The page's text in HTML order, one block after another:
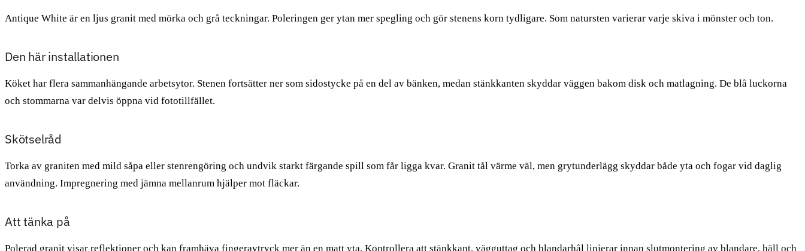
Antique White är en ljus granit med mörka och grå teckningar. Poleringen ger ytan mer spegling och gör stenens korn tydligare. Som natursten varierar varje skiva i mönster och ton.
Den här installationen
Köket har flera sammanhängande arbetsytor. Stenen fortsätter ner som sidostycke på en del av bänken, medan stänkkanten skyddar väggen bakom disk och matlagning. De blå luckorna
och stommarna var delvis öppna vid fototillfället.
Skötselråd
Torka av graniten med mild såpa eller stenrengöring och undvik starkt färgande spill som får ligga kvar. Granit tål värme väl, men grytunderlägg skyddar både yta och fogar vid daglig
användning. Impregnering med jämna mellanrum hjälper mot fläckar.
Att tänka på
Polerad granit visar reflektioner och kan framhäva fingeravtryck mer än en matt yta. Kontrollera att stänkkant, vägguttag och blandarhål linjerar innan slutmontering av blandare, häll och